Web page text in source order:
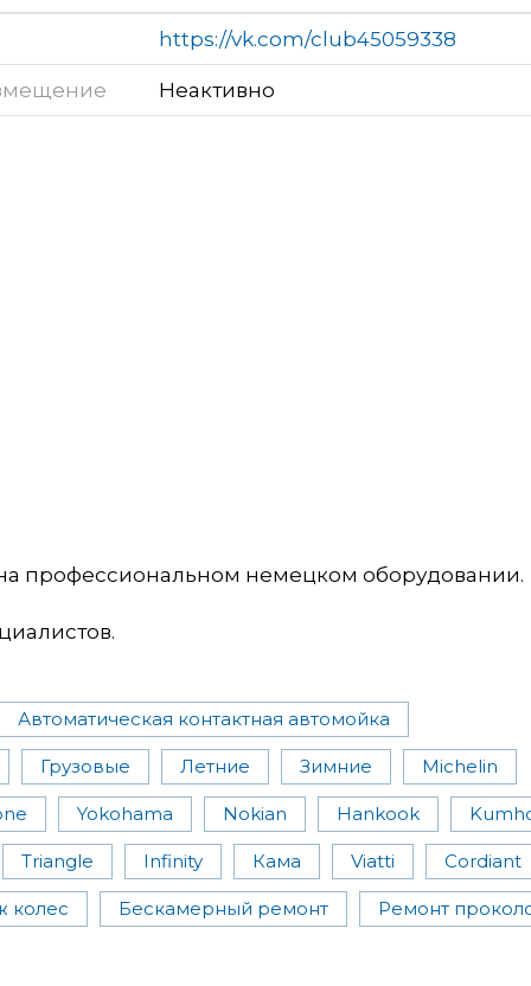
https://vk.com/club45059338
Неактивно
профессиональном немецком оборудовании.
Автоматическая контактная автомойка
Грузовые Летние Зимние Michelin
Yokohama Nokian Hankook
Triangle Infinity Кама Viatti Cordiant
колес Бескамерный ремонт Ремонт